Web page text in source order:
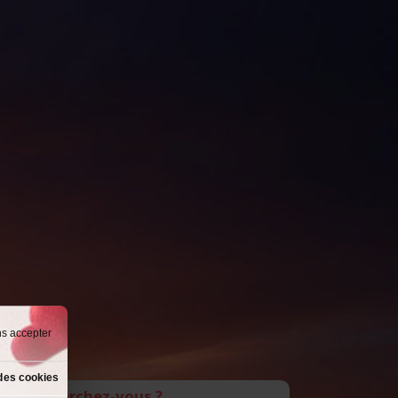
accepter
cookies